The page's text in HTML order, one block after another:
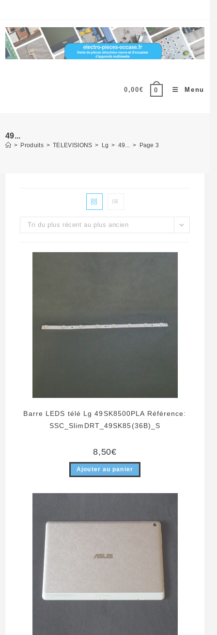
content
0,00€ 0 Menu
49...
> Produits > TELEVISIONS > Lg > 49... > Page 3
Tri du plus récent au plus ancien
Barre LEDS télé Lg 49SK8500PLA Référence:
SSC_SlimDRT_49SK85(36B)_S
8,50€
Ajouter au panier